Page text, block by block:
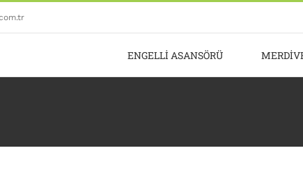
ENGELLİ ASANSÖRÜ